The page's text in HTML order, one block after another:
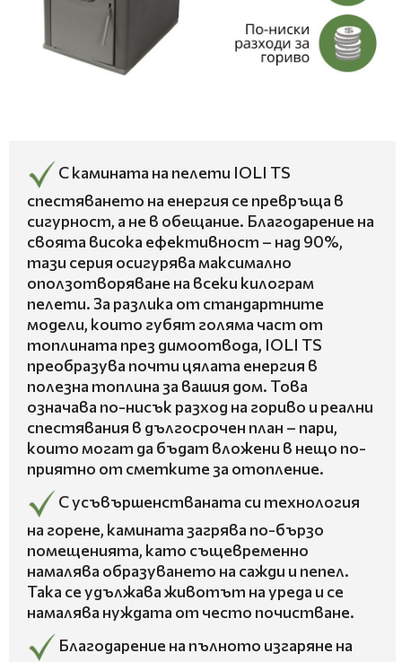
С камината на пелети IOLI TS
спестяването на енергия се превръща в
сигурност, а не в обещание. Благодарение на
своята висока ефективност – над 90%,
тази серия осигурява максимално
оползотворяване на всеки килограм
пелети. За разлика от стандартните
модели, които губят голяма част от
топлината през димоотвода, IOLI TS
преобразува почти цялата енергия в
полезна топлина за вашия дом. Това
означава по-нисък разход на гориво и реални
спестявания в дългосрочен план – пари,
които могат да бъдат вложени в нещо по-
приятно от сметките за отопление.
С усъвършенстваната си технология
на горене, камината загрява по-бързо
помещенията, като същевременно
намалява образуването на сажди и пепел.
Така се удължава животът на уреда и се
намалява нуждата от често почистване.
Благодарение на пълното изгаряне на